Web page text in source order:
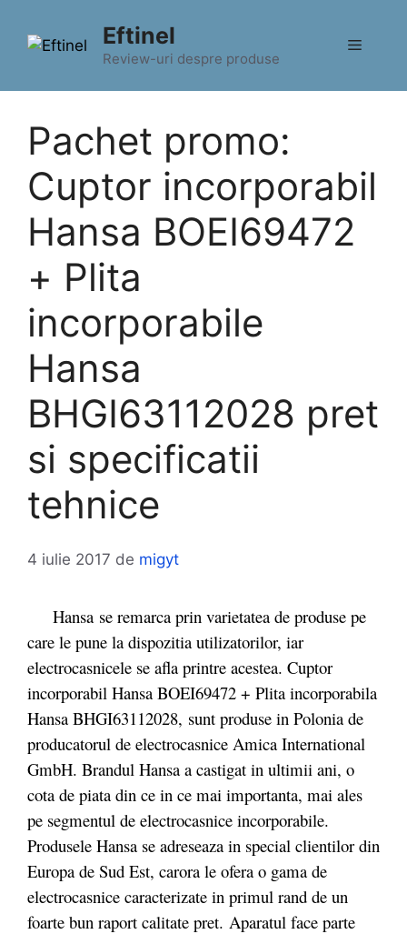
conținut
Eftinel
Review-uri despre produse
Meniu
Pachet promo:
Cuptor incorporabil
Hansa BOEI69472
+ Plita
incorporabile
Hansa
BHGI63112028 pret
si specificatii
tehnice
4 iulie 2017 de migyt
Hansa se remarca prin varietatea de produse pe
care le pune la dispozitia utilizatorilor, iar
electrocasnicele se afla printre acestea. Cuptor
incorporabil Hansa BOEI69472 + Plita incorporabila
Hansa BHGI63112028, sunt produse in Polonia de
producatorul de electrocasnice Amica International
GmbH. Brandul Hansa a castigat in ultimii ani, o
cota de piata din ce in ce mai importanta, mai ales
pe segmentul de electrocasnice incorporabile.
Produsele Hansa se adreseaza in special clientilor din
Europa de Sud Est, carora le ofera o gama de
electrocasnice caracterizate in primul rand de un
foarte bun raport calitate pret. Aparatul face parte